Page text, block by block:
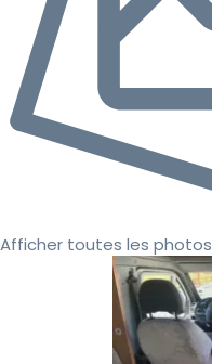
Afficher toutes les photos